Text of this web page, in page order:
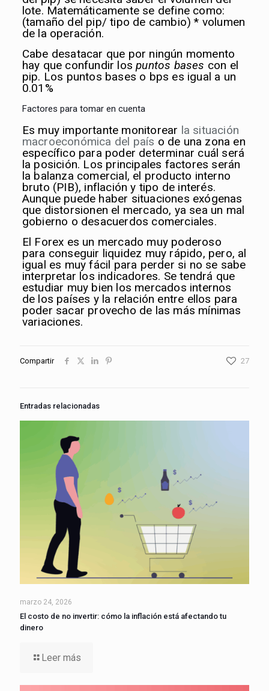
lote. Matemáticamente se define como:
(tamaño del pip/ tipo de cambio) * volumen
de la operación.
Cabe desatacar que por ningún momento
hay que confundir lospuntos bases con el
pip. Los puntos bases o bps es igual a un
0.01%
Factores para tomar en cuenta
Es muy importante monitorear la situación
macroeconómica del país o de una zona en
específico para poder determinar cuál será
la posición. Los principales factores serán
la balanza comercial, el producto interno
bruto (PIB), inflación y tipo de interés.
Aunque puede haber situaciones exógenas
que distorsionen el mercado, ya sea un mal
gobierno o desacuerdos comerciales.
El Forex es un mercado muy poderoso
para conseguir liquidez muy rápido, pero, al
igual es muy fácil para perder si no se sabe
interpretar los indicadores. Se tendrá que
estudiar muy bien los mercados internos
de los países y la relación entre ellos para
poder sacar provecho de las más mínimas
variaciones.
Compartir 27
Entradas relacionadas
marzo 24, 2026
El costo de no invertir: cómo la inflación está afectando tu
dinero
Leer más